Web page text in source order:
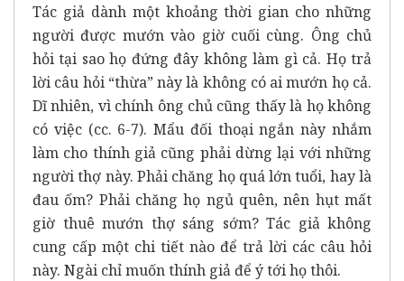
Tác giả dành một khoảng thời gian cho những
người được mướn vào giờ cuối cùng. Ông chủ
hỏi tại sao họ đứng đây không làm gì cả. Họ trả
lời câu hỏi “thừa” này là không có ai mướn họ cả.
Dĩ nhiên, vì chính ông chủ cũng thấy là họ không
có việc (cc. 6-7). Mẩu đối thoại ngắn này nhắm
làm cho thính giả cũng phải dừng lại với những
người thợ này. Phải chăng họ quá lớn tuổi, hay là
đau ốm? Phải chăng họ ngủ quên, nên hụt mất
giờ thuê mướn thợ sáng sớm? Tác giả không
cung cấp một chi tiết nào để trả lời các câu hỏi
này. Ngài chỉ muốn thính giả để ý tới họ thôi.